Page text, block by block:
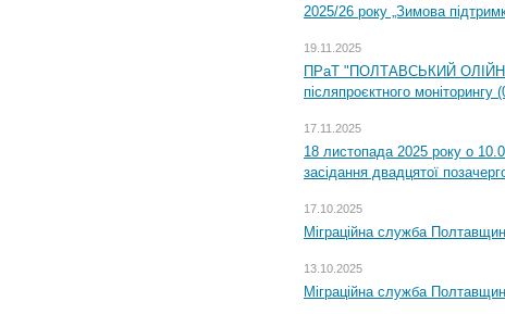
2025/26 року „Зимова
19.11.2025
ПРаТ "ПОЛТАВСЬКИЙ
післяпроєктного моніторингу
17.11.2025
18 листопада 2025 року о
засідання двадцятої
17.10.2025
Міграційна служба
13.10.2025
Міграційна служба